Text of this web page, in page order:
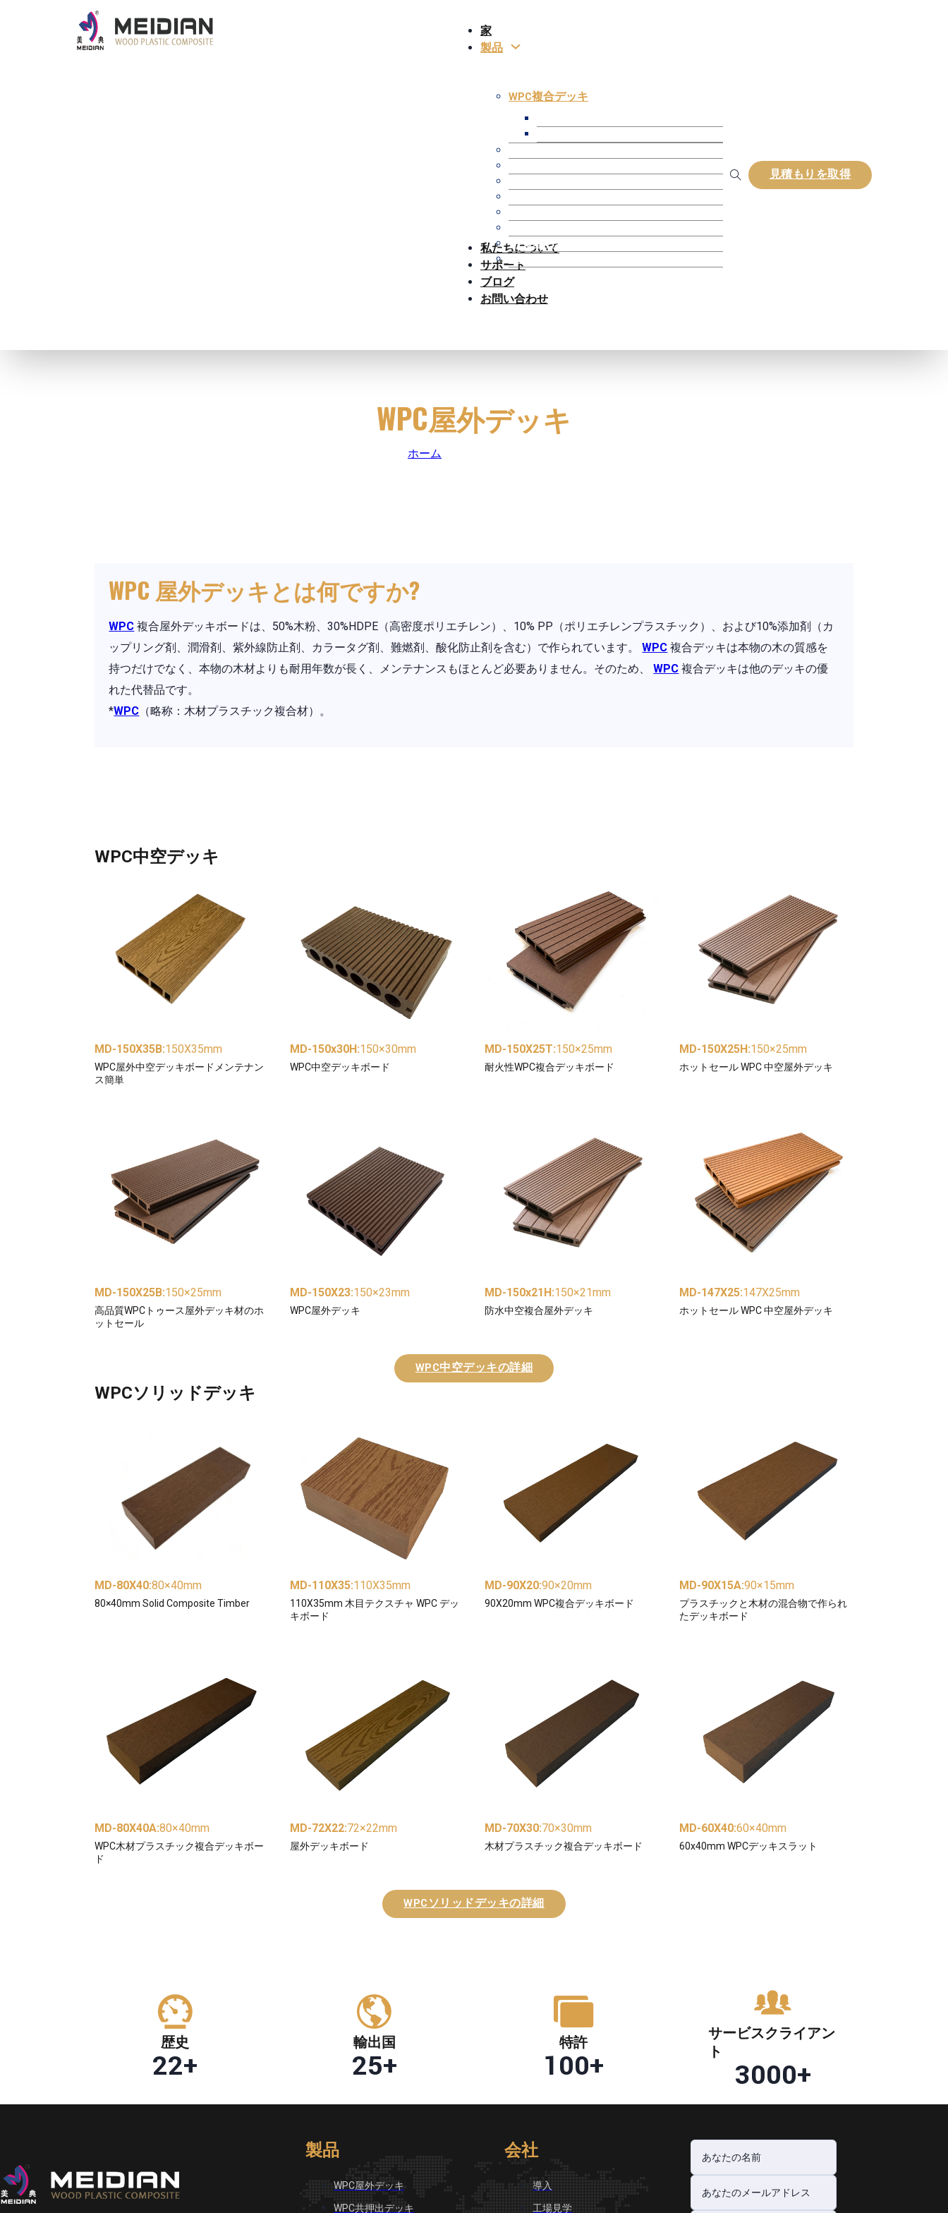
家
製品
WPC複合デッキ
WPC壁パネル
WPCアクセサリー
私たちについて
サポート
ブログ
お問い合わせ
見積もりを取得
WPC屋外デッキ
ホーム
WPC 屋外デッキとは何ですか?
WPC 複合屋外デッキボードは、50%木粉、30%HDPE（高密度ポリエチレン）、10% PP（ポリエチレンプラスチック）、および10%添加剤（カ
ップリング剤、潤滑剤、紫外線防止剤、カラータグ剤、難燃剤、酸化防止剤を含む）で作られています。WPC 複合デッキは本物の木の質感を
持つだけでなく、本物の木材よりも耐用年数が長く、メンテナンスもほとんど必要ありません。そのため、WPC 複合デッキは他のデッキの優
れた代替品です。
*WPC （略称：木材プラスチック複合材）。
WPC中空デッキ
MD-150X35B:150X35mm
WPC屋外中空デッキボードメンテナン
ス簡単
MD-150x30H :150×30mm
WPC中空デッキボード
MD-150X25T:150×25mm
耐火性WPC複合デッキボード
MD-150X25H :150×25mm
ホットセール WPC 中空屋外デッキ
MD-150X25B:150×25mm
高品質WPCトゥース屋外デッキ材のホ
ットセール
MD-150X23:150×23mm
WPC屋外デッキ
MD-150x21H:150×21mm
防水中空複合屋外デッキ
MD-147X25:147X25mm
ホットセール WPC 中空屋外デッキ
WPC中空デッキの詳細
WPCソリッドデッキ
MD-80X40:80×40mm
80×40mm Solid Composite Timber
MD-110X35:110X35mm
110X35mm 木目テクスチャ WPC デッ
キボード
MD-90X20:90×20mm
90X20mm WPC複合デッキボード
MD-90X15A:90×15mm
プラスチックと木材の混合物で作られ
たデッキボード
MD-80X40A:80×40mm
WPC木材プラスチック複合デッキボー
ド
MD-72X22:72×22mm
屋外デッキボード
MD-70X30:70×30mm
木材プラスチック複合デッキボード
MD-60X40:60×40mm
60x40mm WPCデッキスラット
WPCソリッドデッキの詳細
歴史
22+
輸出国
25+
特許
100+
サービスクライアン
ト
3000+
製品
WPC屋外デッキ
WPC共押出デッキ
会社
導入
工場見学